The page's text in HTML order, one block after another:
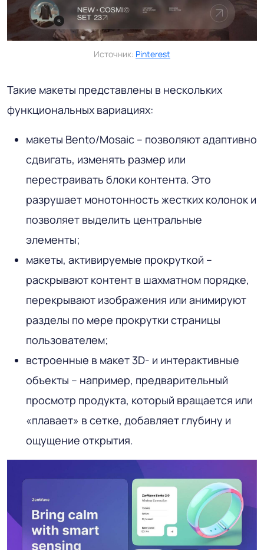
Источник: Pinterest
Такие макеты представлены в нескольких
функциональных вариациях:
макеты Bento/Mosaic – позволяют адаптивно
сдвигать, изменять размер или
перестраивать блоки контента. Это
разрушает монотонность жестких колонок и
позволяет выделить центральные
элементы;
макеты, активируемые прокруткой –
раскрывают контент в шахматном порядке,
перекрывают изображения или анимируют
разделы по мере прокрутки страницы
пользователем;
встроенные в макет 3D- и интерактивные
объекты – например, предварительный
просмотр продукта, который вращается или
«плавает» в сетке, добавляет глубину и
ощущение открытия.